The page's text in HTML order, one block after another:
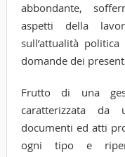
abbondante,
aspetti della
sull’attualità
domande dei
Frutto di una
caratterizzata
documenti ed atti
ogni tipo e